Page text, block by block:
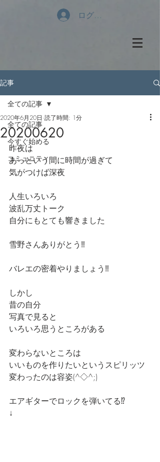
ログイン
記事
全ての記事
今すぐ始める
コミュニティ
全ての記事
20200620
2020年6月20日 読了時間: 1分
昨夜は
あっという間に時間が過ぎて
気がつけば深夜
人生いろいろ
波乱万丈トーク
自分にもとても響きました
雪野さんありがとう‼️
バレエの密着やりましょう‼️
しかし
昔の自分
写真で見ると
いろいろ思うところがある
変わらないところは
いいものを作りたいというスピリッツ
変わったのは容姿(^◇^;)
エアギターでロックを弾いてる⁉️
↓